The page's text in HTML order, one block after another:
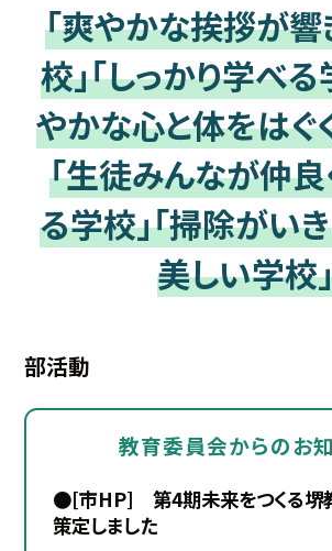
「爽やかな挨拶が
校」「しっかり学べる
やかな心と体をはぐ
「生徒みんなが仲
る学校」「掃除がい
美しい学校
部活動
教育委員会からのお
●[市HP] 第4期未来をつくる堺
策定しました